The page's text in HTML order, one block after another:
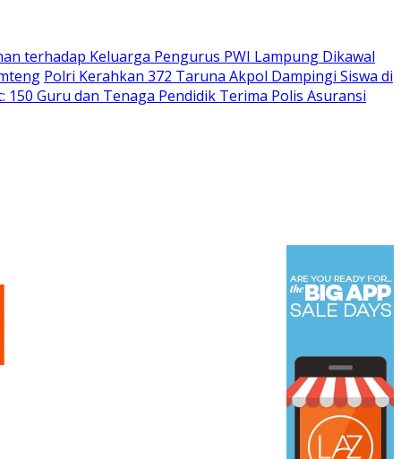
terhadap Keluarga Pengurus PWI Lampung Dikawal
Polri Kerahkan 372 Taruna Akpol Dampingi Siswa di
Guru dan Tenaga Pendidik Terima Polis Asuransi